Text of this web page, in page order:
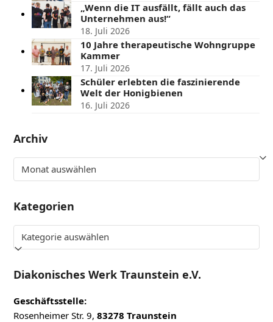
„Wenn die IT ausfällt, fällt auch das
Unternehmen aus!“
18. Juli 2026
10 Jahre therapeutische Wohngruppe
Kammer
17. Juli 2026
Schüler erlebten die faszinierende
Welt der Honigbienen
16. Juli 2026
Archiv
Archiv
Kategorien
Kategorien
Diakonisches Werk Traunstein e.V.
Geschäftsstelle:
Rosenheimer Str. 9,83278 Traunstein